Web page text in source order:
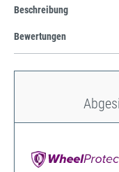
Beschreibung
Bewertungen